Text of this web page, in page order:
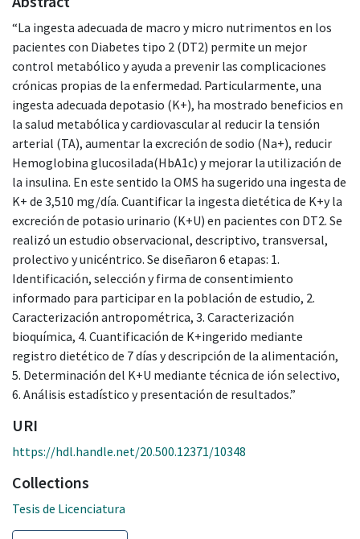
“La ingesta adecuada de macro y micro nutrimentos en los
pacientes con Diabetes tipo 2 (DT2) permite un mejor
control metabólico y ayuda a prevenir las complicaciones
crónicas propias de la enfermedad. Particularmente, una
ingesta adecuada depotasio (K+), ha mostrado beneficios en
la salud metabólica y cardiovascular al reducir la tensión
arterial (TA), aumentar la excreción de sodio (Na+), reducir
Hemoglobina glucosilada(HbA1c) y mejorar la utilización de
la insulina. En este sentido la OMS ha sugerido una ingesta de
K+ de 3,510 mg/día. Cuantificar la ingesta dietética de K+y la
excreción de potasio urinario (K+U) en pacientes con DT2. Se
realizó un estudio observacional, descriptivo, transversal,
prolectivo y unicéntrico. Se diseñaron 6 etapas: 1.
Identificación, selección y firma de consentimiento
informado para participar en la población de estudio, 2.
Caracterización antropométrica, 3. Caracterización
bioquímica, 4. Cuantificación de K+ingerido mediante
registro dietético de 7 días y descripción de la alimentación,
5. Determinación del K+U mediante técnica de ión selectivo,
6. Análisis estadístico y presentación de resultados.”
URI
https://hdl.handle.net/20.500.12371/10348
Collections
Tesis de Licenciatura